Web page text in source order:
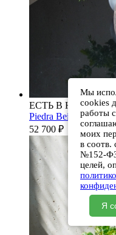
ЕСТЬ В НАЛИЧИИ
Piedra Beige S286
52 700 ₽
Мы
cookies
работы
моих
в соотв.
№152-ФЗ
целей,
Я